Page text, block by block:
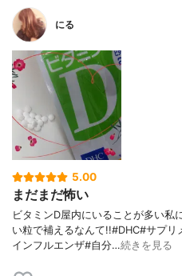
にる
5.00
まだまだ怖い
ビタミンD屋内にいることが多い私
い粒で補えるなんて!!#DHC#サプ
インフルエンザ#自分…続きを見る